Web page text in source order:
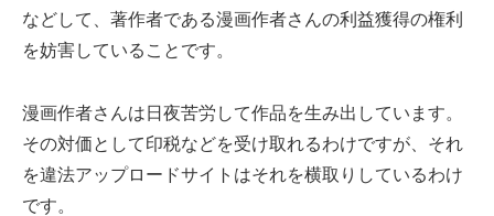
などして、著作者である漫画作者さんの利益獲得の権利
を妨害していることです。
漫画作者さんは日夜苦労して作品を生み出しています。
その対価として印税などを受け取れるわけですが、それ
を違法アップロードサイトはそれを横取りしているわけ
です。